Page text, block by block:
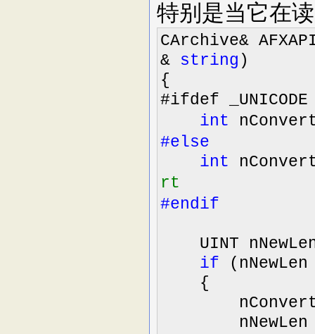
特别是当它在
CArchive&
&
string )
{
#ifdef _UNICODE
int
#else
int
rt
#endif
UINT
if
{